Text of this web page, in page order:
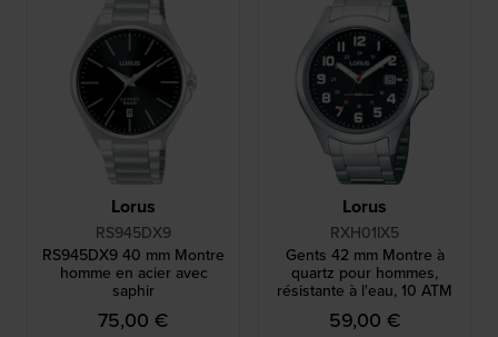
Lorus
RS945DX9
RS945DX9 40 mm Montre
homme en acier avec
saphir
75,00 €
Lorus
RXH01IX5
Gents 42 mm Montre à
quartz pour hommes,
résistante à l'eau, 10 ATM
59,00 €